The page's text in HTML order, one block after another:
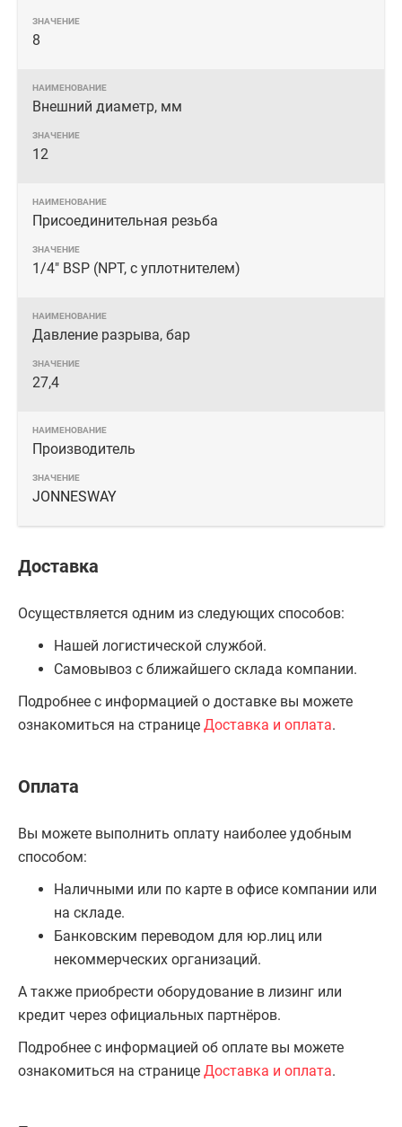
8
Внешний диаметр, мм
12
Присоединительная резьба
1/4" BSP (NPT, с уплотнителем)
Давление разрыва, бар
27,4
Производитель
JONNESWAY
Доставка
Осуществляется одним из следующих способов:
Нашей логистической службой.
Самовывоз с ближайшего склада компании.
Подробнее с информацией о доставке вы можете
ознакомиться на странице Доставка и оплата.
Оплата
Вы можете выполнить оплату наиболее удобным
способом:
Наличными или по карте в офисе компании или
на складе.
Банковским переводом для юр.лиц или
некоммерческих организаций.
А также приобрести оборудование в лизинг или
кредит через официальных партнёров.
Подробнее с информацией об оплате вы можете
ознакомиться на странице Доставка и оплата.